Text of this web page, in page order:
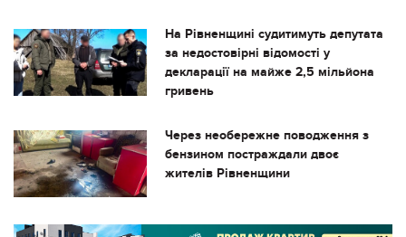
На Рівненщині судитимуть депутата
за недостовірні відомості у
декларації на майже 2,5 мільйона
гривень
Через необережне поводження з
бензином постраждали двоє
жителів Рівненщини